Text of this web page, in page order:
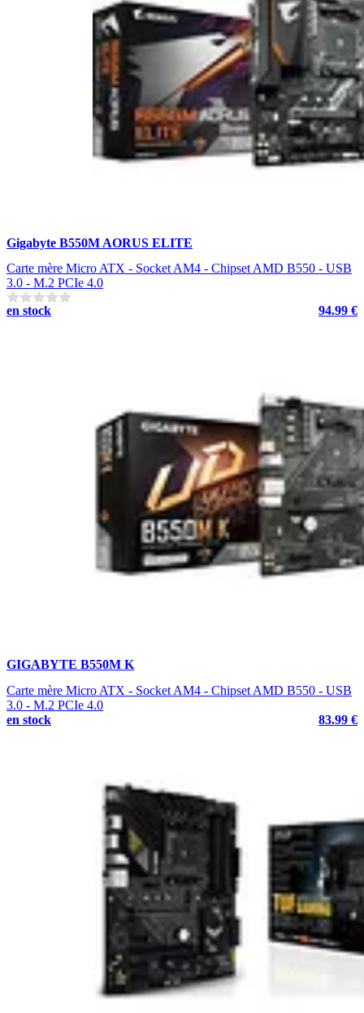
Gigabyte B550M AORUS ELITE
Carte mère Micro ATX - Socket AM4 - Chipset AMD B550 - USB
3.0 - M.2 PCIe 4.0
en stock
94.99 €
GIGABYTE B550M K
Carte mère Micro ATX - Socket AM4 - Chipset AMD B550 - USB
3.0 - M.2 PCIe 4.0
en stock
83.99 €